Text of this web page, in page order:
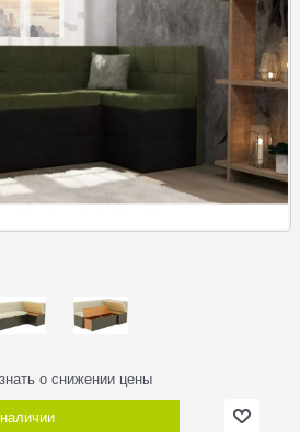
о снижении цены